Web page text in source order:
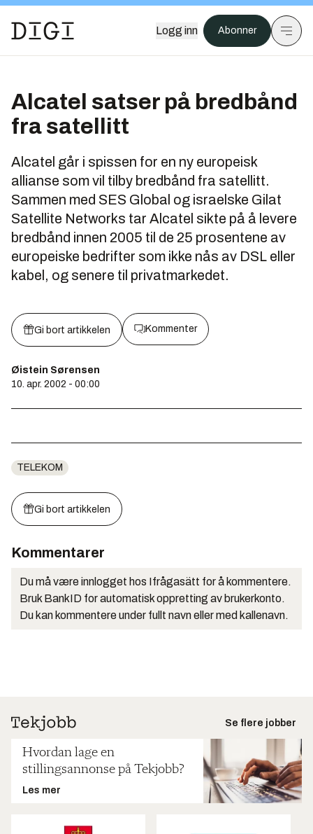
Logg inn Abonner
Alcatel satser på bredbånd
fra satellitt
Alcatel går i spissen for en ny europeisk
allianse som vil tilby bredbånd fra satellitt.
Sammen med SES Global og israelske Gilat
Satellite Networks tar Alcatel sikte på å levere
bredbånd innen 2005 til de 25 prosentene av
europeiske bedrifter som ikke nås av DSL eller
kabel, og senere til privatmarkedet.
Gi bort artikkelen Kommenter
Øistein Sørensen
10. apr. 2002 - 00:00
TELEKOM
Gi bort artikkelen
Kommentarer
Du må være innlogget hos Ifrågasätt for å kommentere.
Bruk BankID for automatisk oppretting av brukerkonto.
Du kan kommentere under fullt navn eller med kallenavn.
Se flere jobber
Hvordan lage en
stillingsannonse på Tekjobb?
Les mer